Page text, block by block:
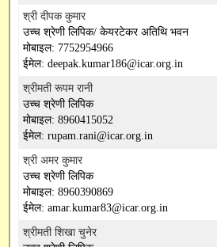
श्री दीपक कुमार
उच्च श्रेणी लिपिक/ केयरटेकर अतिथि भवन
मोबाइल: 7752954966
ईमेल: deepak.kumar186@icar.org.in
श्रीमती रूपम रानी
उच्च श्रेणी लिपिक
मोबाइल: 8960415052
ईमेल: rupam.rani@icar.org.in
श्री अमर कुमार
उच्च श्रेणी लिपिक
मोबाइल: 8960390869
ईमेल: amar.kumar83@icar.org.in
श्रीमती शिखा चुनेर